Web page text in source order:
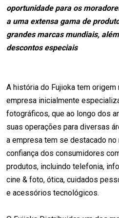
oportunidade para os
a uma extensa gama de
grandes marcas mundiais,
descontos especiais
A história do Fujioka tem origem
empresa inicialmente
fotográficos, que ao longo dos
suas operações para diversas
a empresa tem se destacado
confiança dos consumidores
produtos, incluindo telefonia,
cine & foto, ótica, cuidados
e acessórios tecnológicos.